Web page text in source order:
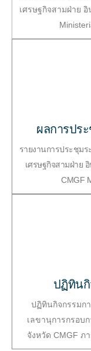
เศรษฐกิจสามฝ่าย
ผลการปร
รายงานการประชุม
เศรษฐกิจสามฝ่าย
CMGF
ปฏิทินกิ
ปฏิทินกิจกรรมก
เลขานุการกรอบ
จังหวัด CMGF ภ